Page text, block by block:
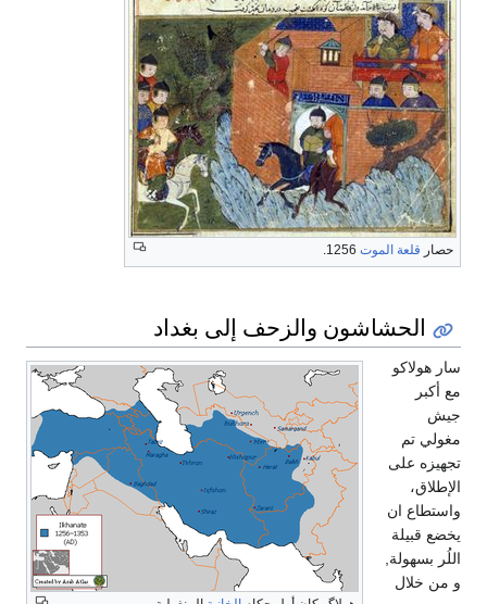
حصار قلعة الموت
الحشاشون والزحف إلى بغداد
سار هولاكو
مع أكبر
جيش
مغولي تم
تجهيزه على
الإطلاق،
واستطاع ان
يخضع قبيلة
اللُر بسهولة,
و من خلال